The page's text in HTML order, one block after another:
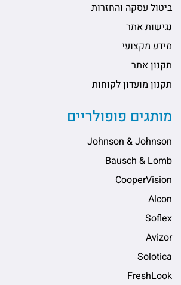
ביטול עסקה והחזרות
נגישות אתר
מידע מקצועי
תקנון אתר
תקנון מועדון לקוחות
מותגים פופולריים
Johnson & Johnson
Bausch & Lomb
CooperVision
Alcon
Soflex
Avizor
Solotica
FreshLook